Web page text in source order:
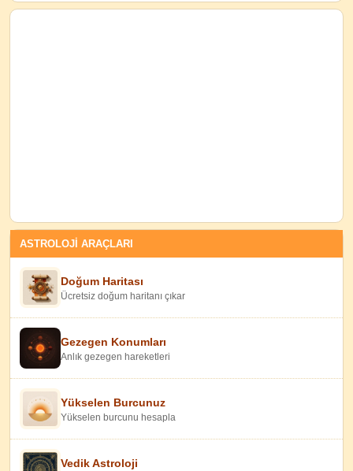
ASTROLOJİ ARAÇLARI
Doğum Haritası
Ücretsiz doğum haritanı çıkar
Gezegen Konumları
Anlık gezegen hareketleri
Yükselen Burcunuz
Yükselen burcunu hesapla
Vedik Astroloji